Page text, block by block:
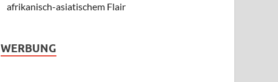
afrikanisch-asiatischem Flair
WERBUNG